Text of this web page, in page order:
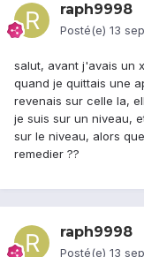
raph9998
Posté(e) 13
salut, avant j'avais un
quand je quittais une
revenais sur celle la,
je suis sur un niveau,
sur le niveau, alors
remedier ??
raph9998
Posté(e) 13